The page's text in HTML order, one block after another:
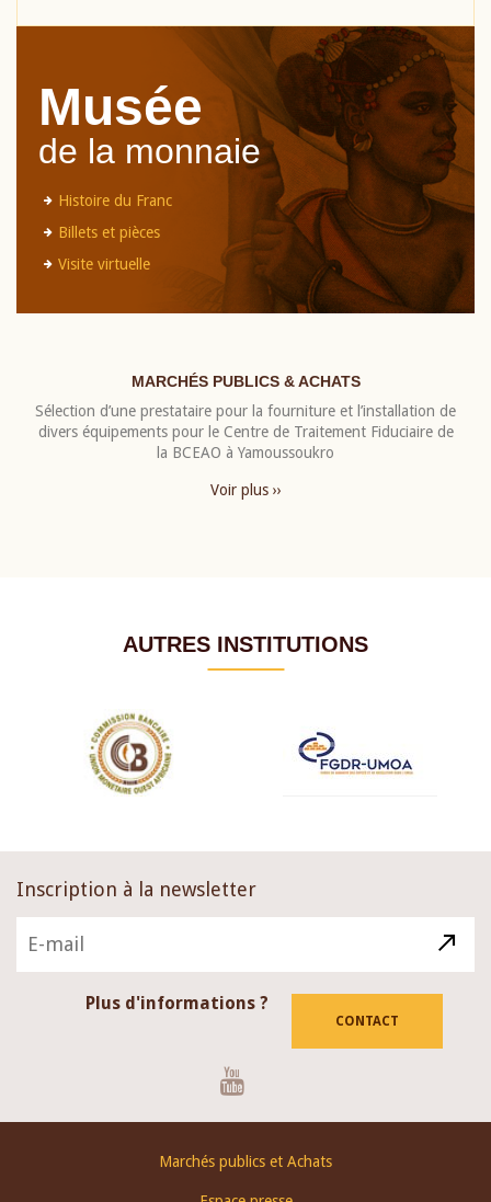
Musée
de la monnaie
Histoire du Franc
Billets et pièces
Visite virtuelle
MARCHÉS PUBLICS & ACHATS
Sélection d’une prestataire pour la fourniture et l’installation de
divers équipements pour le Centre de Traitement Fiduciaire de
la BCEAO à Yamoussoukro
Voir plus ››
AUTRES INSTITUTIONS
Inscription à la newsletter
Plus d'informations ?
CONTACT
Marchés publics et Achats